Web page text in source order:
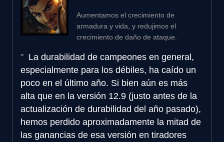
Aumentamos el crecimiento de
armadura y vida, y redujimos el
crecimiento de daño de ataque.
La durabilidad de campeones en general,
especialmente para los débiles, ha caído un
poco en el último año. Si bien aún es más
alta que en la versión 12.9 (justo antes de la
actualización de durabilidad del año pasado),
hemos perdido aproximadamente la mitad de
las ganancias de esa versión en tiradores